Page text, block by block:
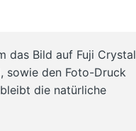
das Bild auf Fuji Crystal
sowie den Foto-Druck
die natürliche